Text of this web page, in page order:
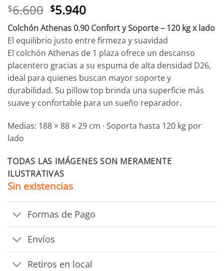
$6.600 El
precio
original
era:
$6.600.
$5.940El
precio
actual
es:
$5.940.
Colchón Athenas 0.90 Confort y Soporte – 120 kg x lado
El equilibrio justo entre firmeza y suavidad
El colchón Athenas de 1 plaza ofrece un descanso
placentero gracias a su espuma de alta densidad D26,
ideal para quienes buscan mayor soporte y
durabilidad. Su pillow top brinda una superficie más
suave y confortable para un sueño reparador.
Medias: 188 × 88 × 29 cm · Soporta hasta 120 kg por
lado
TODAS LAS IMÁGENES SON MERAMENTE
ILUSTRATIVAS
Sin existencias
Formas de Pago
Envíos
Retiros en local